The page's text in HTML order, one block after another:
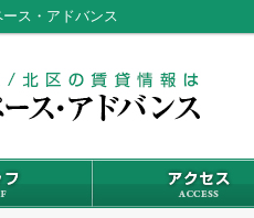
ス・アドバンス